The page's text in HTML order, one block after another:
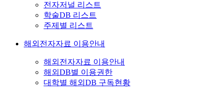
전자저널 리스트
학술DB 리스트
주제별 리스트
해외전자자료 이용안내
해외전자자료 이용안내
해외DB별 이용권한
대학별 해외DB 구독현황